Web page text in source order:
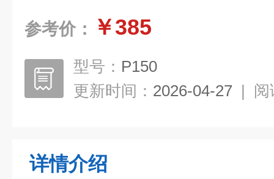
参考价： ￥385
型号： P150
更新时间： 2026-04-27 | 阅
详情介绍